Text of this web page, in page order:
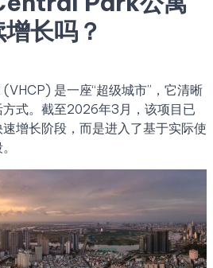
长吗？
是一座“超级城市”，它清晰
式。截至2026年3月，该项目已
增长阶段，而是进入了基于实际使